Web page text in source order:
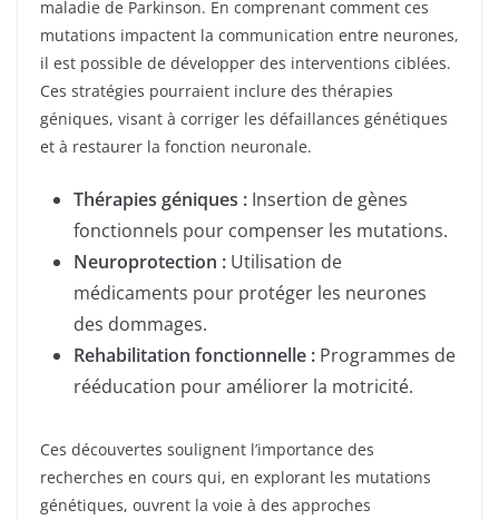
maladie de Parkinson. En comprenant comment ces
mutations impactent la communication entre neurones,
il est possible de développer des interventions ciblées.
Ces stratégies pourraient inclure des thérapies
géniques, visant à corriger les défaillances génétiques
et à restaurer la fonction neuronale.
Thérapies géniques : Insertion de gènes
fonctionnels pour compenser les mutations.
Neuroprotection : Utilisation de
médicaments pour protéger les neurones
des dommages.
Rehabilitation fonctionnelle : Programmes de
rééducation pour améliorer la motricité.
Ces découvertes soulignent l’importance des
recherches en cours qui, en explorant les mutations
génétiques, ouvrent la voie à des approches